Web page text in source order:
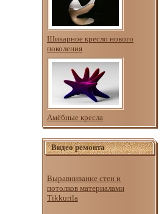
Шикарное кресло нового
поколения
Амёбные кресла
Видео ремонта
Выравнивание стен и
потолков материалами
Tikkurila